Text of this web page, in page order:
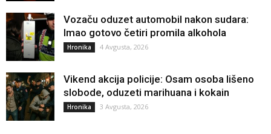
Vozaču oduzet automobil nakon sudara:
Imao gotovo četiri promila alkohola
Hronika 4 Avgusta, 2026
Vikend akcija policije: Osam osoba lišeno
slobode, oduzeti marihuana i kokain
Hronika 3 Avgusta, 2026